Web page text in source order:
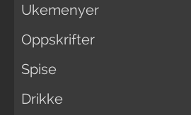
Ukemenyer
Oppskrifter
Spise
Drikke